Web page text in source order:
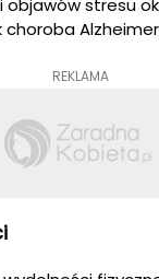
REKLAMA